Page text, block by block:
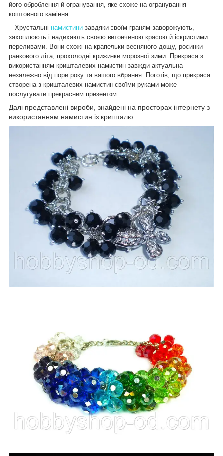
його оброблення й огранування, яке схоже на огранування
коштовного каміння.
Хрустальні намистини завдяки своїм граням заворожують,
захоплюють і надихають своєю витонченою красою й іскристими
переливами. Вони схожі на крапельки весняного дощу, росинки
ранкового літа, прохолодні крижинки морозної зими. Прикраса з
використанням кришталевих намистин завжди актуальна
незалежно від пори року та вашого вбрання. Поготів, що прикраса
створена з кришталевих намистин своїми руками може
послугувати прекрасним презентом.
Далі представлені вироби, знайдені на просторах інтернету з
використанням намистин із кришталю.